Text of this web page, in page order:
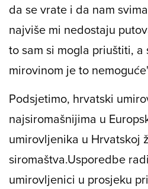
da se vrate i da nam
najviše mi nedostaju
to sam si mogla priuštiti, a
mirovinom je to
Podsjetimo, hrvatski
najsiromašnijima u
umirovljenika u Hrvatskoj
siromaštva.Usporedbe
umirovljenici u prosjeku